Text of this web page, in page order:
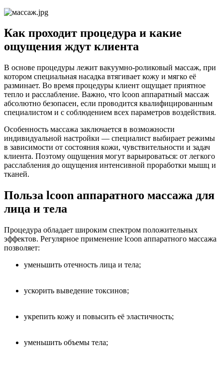
Как проходит процедура и какие
ощущения ждут клиента
В основе процедуры лежит вакуумно-роликовый массаж, при
котором специальная насадка втягивает кожу и мягко её
разминает. Во время процедуры клиент ощущает приятное
тепло и расслабление. Важно, что lcoon аппаратный массаж
абсолютно безопасен, если проводится квалифицированным
специалистом и с соблюдением всех параметров воздействия.
Особенность массажа заключается в возможности
индивидуальной настройки — специалист выбирает режимы
в зависимости от состояния кожи, чувствительности и задач
клиента. Поэтому ощущения могут варьироваться: от легкого
расслабления до ощущения интенсивной проработки мышц и
тканей.
Польза lcoon аппаратного массажа для
лица и тела
Процедура обладает широким спектром положительных
эффектов. Регулярное применение lcoon аппаратного массажа
позволяет:
уменьшить отечность лица и тела;
ускорить выведение токсинов;
укрепить кожу и повысить её эластичность;
уменьшить объемы тела;